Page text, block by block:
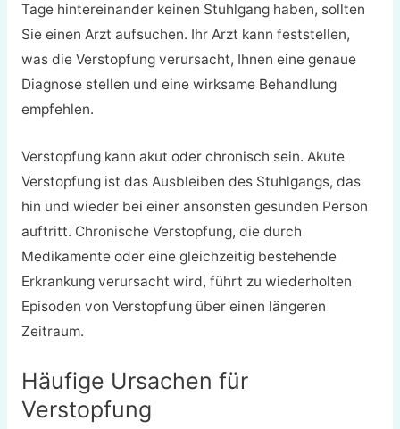
Tage hintereinander keinen Stuhlgang haben, sollten
Sie einen Arzt aufsuchen. Ihr Arzt kann feststellen,
was die Verstopfung verursacht, Ihnen eine genaue
Diagnose stellen und eine wirksame Behandlung
empfehlen.
Verstopfung kann akut oder chronisch sein. Akute
Verstopfung ist das Ausbleiben des Stuhlgangs, das
hin und wieder bei einer ansonsten gesunden Person
auftritt. Chronische Verstopfung, die durch
Medikamente oder eine gleichzeitig bestehende
Erkrankung verursacht wird, führt zu wiederholten
Episoden von Verstopfung über einen längeren
Zeitraum.
Häufige Ursachen für
Verstopfung